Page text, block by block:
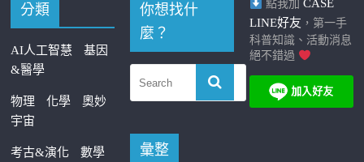
分類
AI人工智慧
基因
&醫學
物理 化學
奧妙
宇宙
考古&演化
數學
你想找什
麼？
彙整
點我加 CASE
LINE好友 ，第一手
科普知識、活動消息
絕不錯過